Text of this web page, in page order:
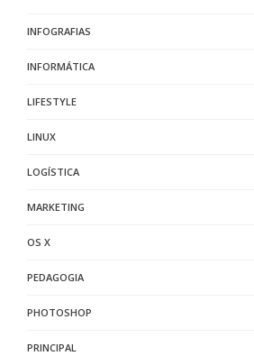
INFOGRAFIAS
INFORMÁTICA
LIFESTYLE
LINUX
LOGÍSTICA
MARKETING
OS X
PEDAGOGIA
PHOTOSHOP
PRINCIPAL